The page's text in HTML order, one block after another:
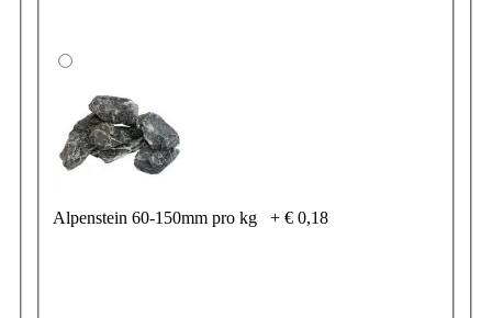
Alpenstein 60-150mm pro kg + € 0,18